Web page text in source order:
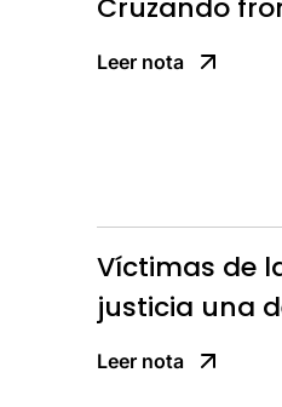
Leer nota
Víctimas de
justicia una
Leer nota